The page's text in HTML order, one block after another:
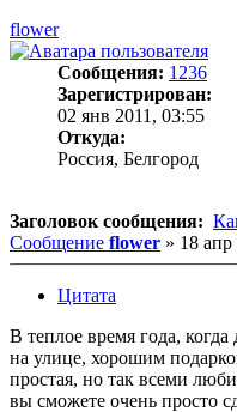
flower
Сообщения: 1236
Зарегистрирован:
02 янв 2011, 03:55
Откуда:
Россия, Белгород
Заголовок сообщения:
Сообщение flower » 18
Цитата
В теплое время года,
на улице, хорошим
простая, но так всеми
вы сможете очень просто